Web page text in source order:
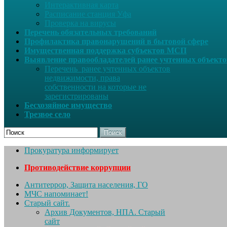
Интерактивная карта
Расписание станция Уфа
Проверка на вирусы
Перечень обязательных требований
Профилактика правонарушений в бытовой сфере
Имущественная поддержка субъектов МСП
Выявление правообладателей ранее учтенных
Перечень ранее учтенных объектов
недвижимости, права
собственности на которые не
зарегистрированы
Бесхозяйное имущество
Трезвое село
Поиск
Прокуратура информирует
Противодействие коррупции
Антитеррор, Защита населения, ГО
МЧС напоминает!
Старый сайт.
Архив Документов, НПА. Старый
сайт